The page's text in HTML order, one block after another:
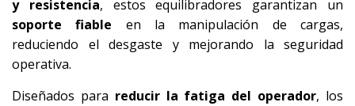
y resistencia, estos equilibradores garantizan un
soporte fiable en la manipulación de cargas,
reduciendo el desgaste y mejorando la seguridad
operativa.
Diseñados para reducir la fatiga del operador, los